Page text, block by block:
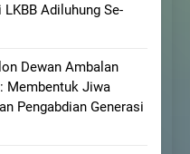
Adiluhung Se-
Dewan Ambalan
Membentuk Jiwa
Pengabdian Generasi